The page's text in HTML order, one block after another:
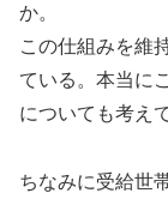
か。
この仕組みを維
ている。本当に
についても考え
ちなみに受給世